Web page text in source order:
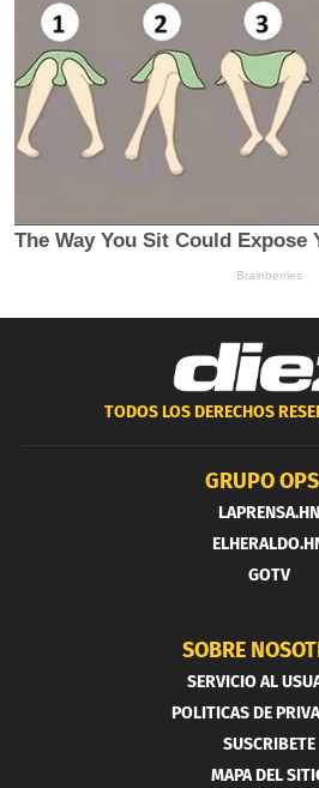
TODOS LOS DERECHOS
GRUPO
LAPRENSA.HN
GOTV
SOBRE
SERVICIO AL
POLITICAS DE
SUSCRIBETE
MAPA DEL